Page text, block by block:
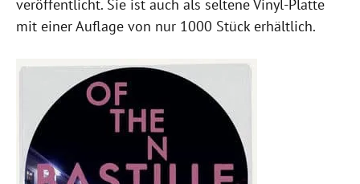
veröffentlicht. Sie ist auch als seltene Vinyl-Platte
mit einer Auflage von nur 1000 Stück erhältlich.